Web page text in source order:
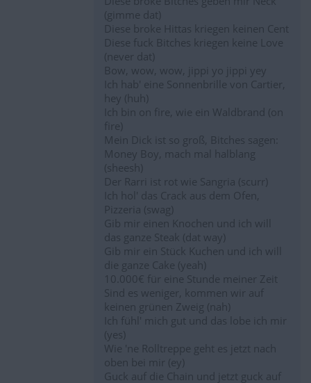
(gimme dat)
Diese broke Hittas kriegen keinen Cent
Diese fuck Bitches kriegen keine Love
(never dat)
Bow, wow, wow, jippi yo jippi yey
Ich hab' eine Sonnenbrille von Cartier,
hey (huh)
Ich bin on fire, wie ein Waldbrand (on
fire)
Mein Dick ist so groß, Bitches sagen:
Money Boy, mach mal halblang
(sheesh)
Der Rarri ist rot wie Sangria (scurr)
Ich hol' das Crack aus dem Ofen,
Pizzeria (swag)
Gib mir einen Knochen und ich will
das ganze Steak (dat way)
Gib mir ein Stück Kuchen und ich will
die ganze Cake (yeah)
10.000€ für eine Stunde meiner Zeit
Sind es weniger, kommen wir auf
keinen grünen Zweig (nah)
Ich fühl' mich gut und das lobe ich mir
(yes)
Wie 'ne Rolltreppe geht es jetzt nach
oben bei mir (ey)
Guck auf die Chain und jetzt guck auf